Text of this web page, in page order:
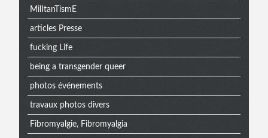
MilItanTismE
articles Presse
fucking Life
being a transgender queer
photos événements
travaux photos divers
Fibromyalgie, Fibromyalgia